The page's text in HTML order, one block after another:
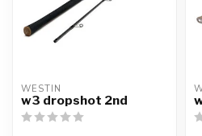
WESTIN
w3 dropshot 2nd